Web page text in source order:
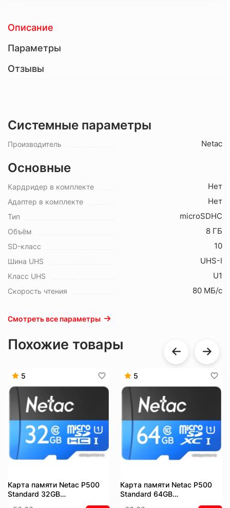
Описание
Параметры
Отзывы
Системные параметры
Производитель Netac
Основные
Кардридер в комплекте Нет
Адаптер в комплекте Нет
Тип microSDHC
Объём 8 ГБ
SD-класс 10
Шина UHS UHS-I
Класс UHS U1
Скорость чтения 80 МБ/с
Смотреть все параметры
Похожие товары
5
Карта памяти Netac P500
Standard 32GB
5
Карта памяти Netac P500
Standard 64GB